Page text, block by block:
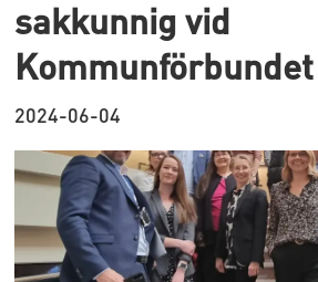
sakkunnig vid
Kommunförbundet
2024-06-04